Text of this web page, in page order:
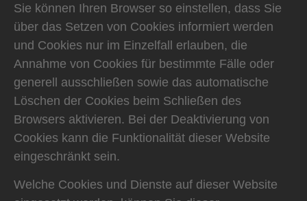
Sie können Ihren Browser so einstellen, dass Sie
über das Setzen von Cookies informiert werden
und Cookies nur im Einzelfall erlauben, die
Annahme von Cookies für bestimmte Fälle oder
generell ausschließen sowie das automatische
Löschen der Cookies beim Schließen des
Browsers aktivieren. Bei der Deaktivierung von
Cookies kann die Funktionalität dieser Website
eingeschränkt sein.
Welche Cookies und Dienste auf dieser Website